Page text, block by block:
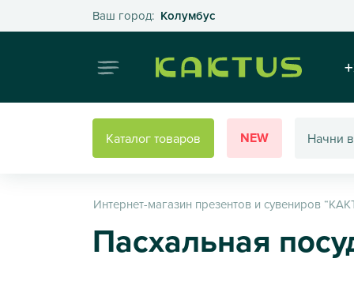
Ваш город: КолумбусВыберите свой город
Каталог товаров NEW
Интернет-магазин презентов и сувениров
Пасхальная